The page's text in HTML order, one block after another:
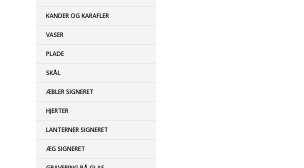
KANDER OG KARAFLER
VASER
PLADE
SKÅL
ÆBLER SIGNERET
HJERTER
LANTERNER SIGNERET
ÆG SIGNERET